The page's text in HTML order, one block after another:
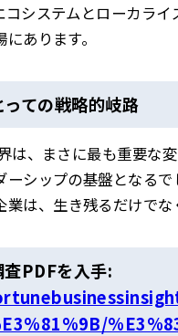
コシステムとローカラ
あります。
ての戦略的岐路
は、まさに最も重要な
シップの基盤となるで
は、生き残るだけで
PDFを入手: